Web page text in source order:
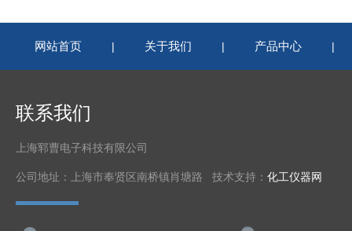
网站首页 | 关于我们 | 产品中心 |
联系我们
上海郓曹电子科技有限公司
公司地址：上海市奉贤区南桥镇肖塘路 技术支持： 化工仪器网